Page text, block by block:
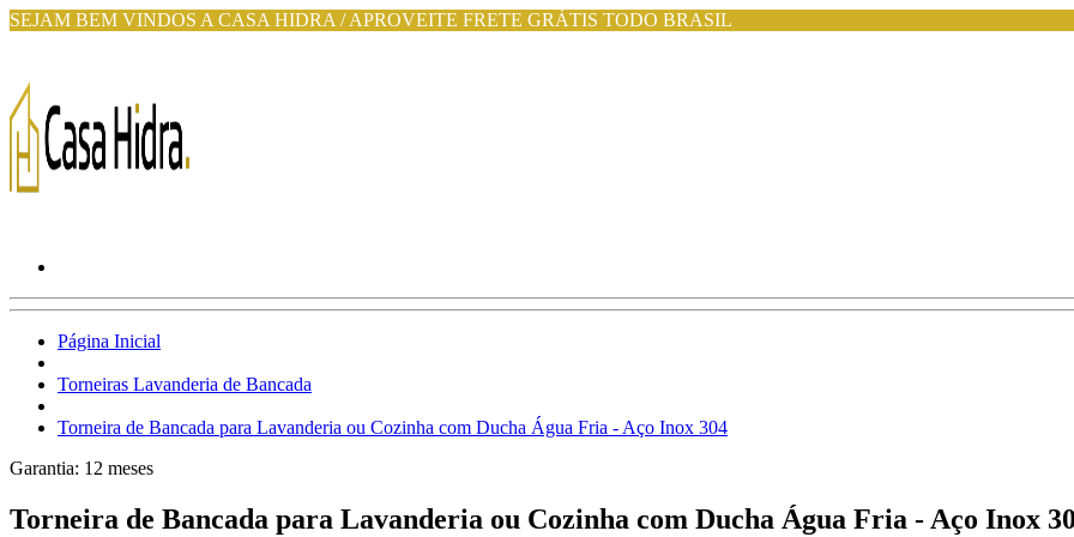
SEJAM BEM VINDOS A CASA HIDRA / APROVEITE FRETE GRÁTIS TODO BRASIL
Página Inicial
Torneiras Lavanderia de Bancada
Torneira de Bancada para Lavanderia ou Cozinha com Ducha Água Fria - Aço Inox 304
Garantia: 12 meses
Torneira de Bancada para Lavanderia ou Cozinha com Ducha Água Fria - Aço Inox